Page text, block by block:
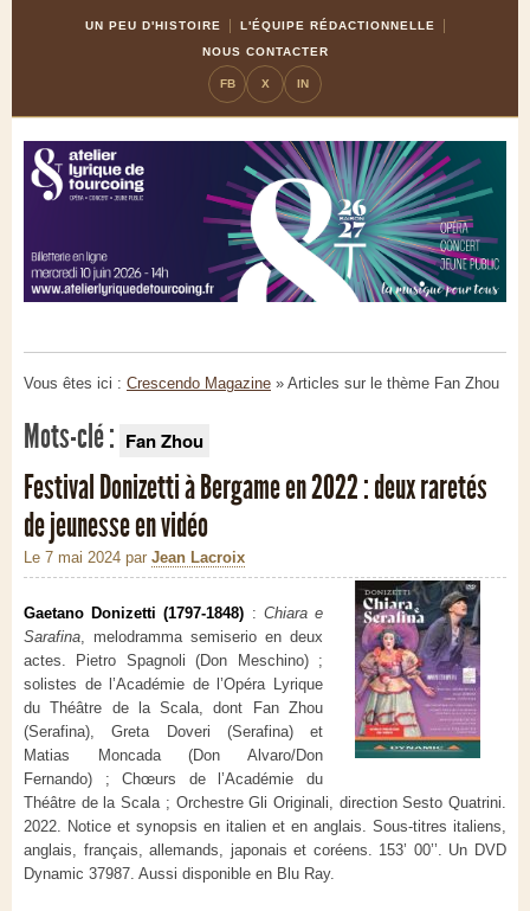
UN PEU D'HISTOIRE
L'ÉQUIPE RÉDACTIONNELLE
NOUS CONTACTER
FB X IN
Vous êtes ici : Crescendo Magazine » Articles sur le thème Fan Zhou
Mots-clé : Fan Zhou
Festival Donizetti à Bergame en 2022 : deux raretés
de jeunesse en vidéo
Le 7 mai 2024 par Jean Lacroix
Gaetano Donizetti (1797-1848) : Chiara e
Sarafina, melodramma semiserio en deux
actes. Pietro Spagnoli (Don Meschino) ;
solistes de l’Académie de l’Opéra Lyrique
du Théâtre de la Scala, dont Fan Zhou
(Serafina), Greta Doveri (Serafina) et
Matias Moncada (Don Alvaro/Don
Fernando) ; Chœurs de l’Académie du
Théâtre de la Scala ; Orchestre Gli Originali, direction Sesto Quatrini.
2022. Notice et synopsis en italien et en anglais. Sous-titres italiens,
anglais, français, allemands, japonais et coréens. 153’ 00’’. Un DVD
Dynamic 37987. Aussi disponible en Blu Ray.